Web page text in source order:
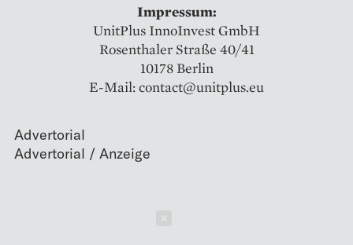
Impressum:
UnitPlus InnoInvest GmbH
Rosenthaler Straße 40/41
10178 Berlin
E-Mail: contact@unitplus.eu
Advertorial